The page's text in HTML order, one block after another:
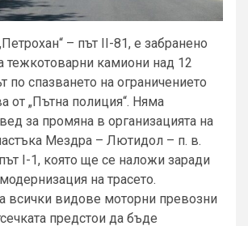
– път II-81, е забранено
тежкотоварни камиони над 12
по спазването на ограничението
от „Пътна полиция“. Няма
за промяна в организацията на
Мездра – Лютидол – п. в.
I-1, която ще се наложи заради
на трасето.
всички видове моторни превозни
предстои да бъде